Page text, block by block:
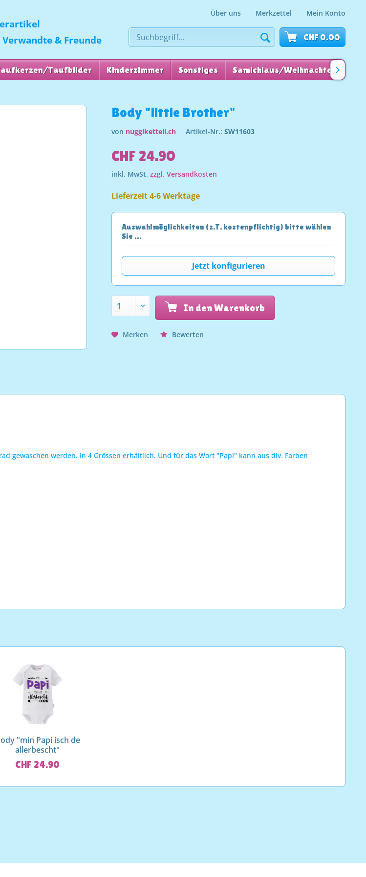
& Freunde
Über uns Merkzettel Mein Konto
CHF 0.00
Taufbilder Kinderzimmer Sonstiges Samichlaus/Weihnachten
Body "little Brother"
von nuggiketteli.ch Artikel-Nr.: SW11603
CHF 24.90
inkl. MwSt.zzgl. Versandkosten
Lieferzeit 4-6 Werktage
Auswahlmöglichkeiten (z.T. kostenpflichtig) bitte wählen
Sie …
Jetzt konfigurieren
In den Warenkorb
Merken Bewerten
gewaschen werden. In 4 Grössen erhältlich. Und für das Wort "Papi" kann aus div. Farben
"min Papi isch de
allerbescht"
CHF 24.90